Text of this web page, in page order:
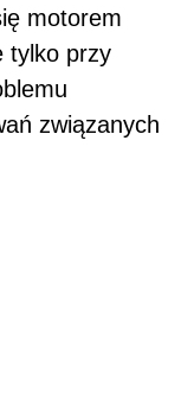
motorem
tylko przy
związanych